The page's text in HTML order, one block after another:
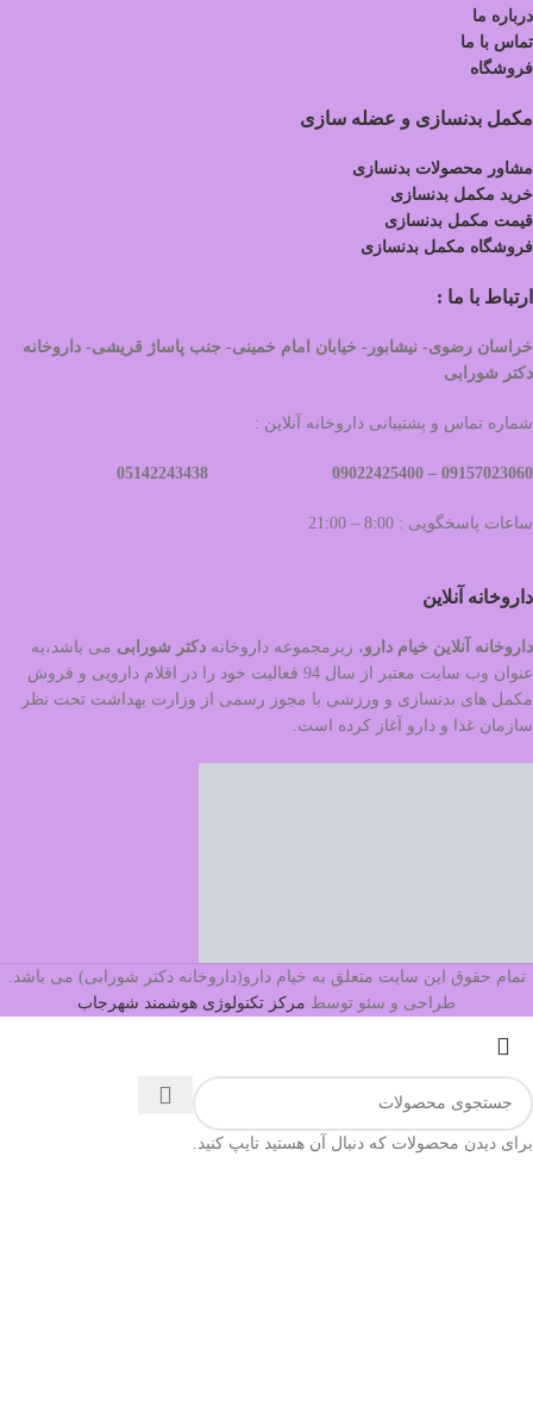
درباره ما
تماس با ما
فروشگاه
مکمل بدنسازی و عضله سازی
مشاور محصولات بدنسازی
خرید مکمل بدنسازی
قیمت مکمل بدنسازی
فروشگاه مکمل بدنسازی
ارتباط با ما :
خراسان رضوی- نیشابور- خیابان امام خمینی- جنب پاساژ قریشی- داروخانه
دکتر شورابی
شماره تماس و پشتیبانی داروخانه آنلاین :
09157023060 –
ساعات پاسخگویی : 8:00 – 21:00
داروخانه آنلاین
داروخانه آنلاین خیام دارو، زیرمجموعه داروخانه دکتر شورابی می باشد،به
عنوان وب سایت معتبر از سال 94 فعالیت خود را در اقلام دارویی و فروش
مکمل های بدنسازی و ورزشی با مجوز رسمی از وزارت بهداشت تحت نظر
سازمان غذا و دارو آغاز کرده است.
تمام حقوق این سایت متعلق به خیام دارو(داروخانه دکتر شورابی) می باشد.
طراحی و سئو توسط مرکز تکنولوژی هوشمند شهرجاب
برای دیدن محصولات که دنبال آن هستید تایپ کنید.